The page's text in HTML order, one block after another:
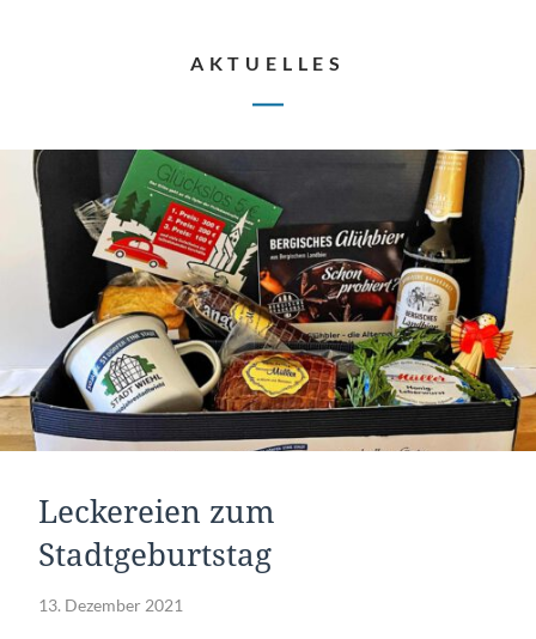
AKTUELLES
Leckereien zum
Stadtgeburtstag
13. Dezember 2021